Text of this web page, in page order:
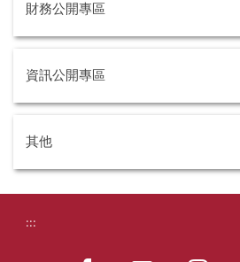
財務公開專區
資訊公開專區
其他
:::